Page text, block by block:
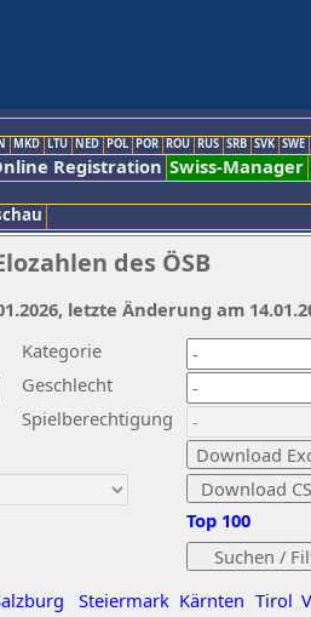
MKD LTU NED POL POR ROU RUS SRB SVK SWE
Registration Swiss-Manager
des ÖSB
Kategorie
Geschlecht
Spielberechtigung
Steiermark Kärnten Tirol
Top 100
letzte Änderung am